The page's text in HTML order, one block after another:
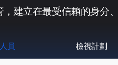
建立在最受信賴的身分
員 檢視計劃